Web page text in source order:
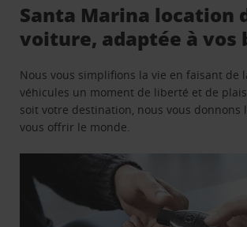
Santa Marina location
voiture, adaptée à vos
Nous vous simplifions la vie en faisant de
véhicules un moment de liberté et de
soit votre destination, nous vous donnons
vous offrir le monde.